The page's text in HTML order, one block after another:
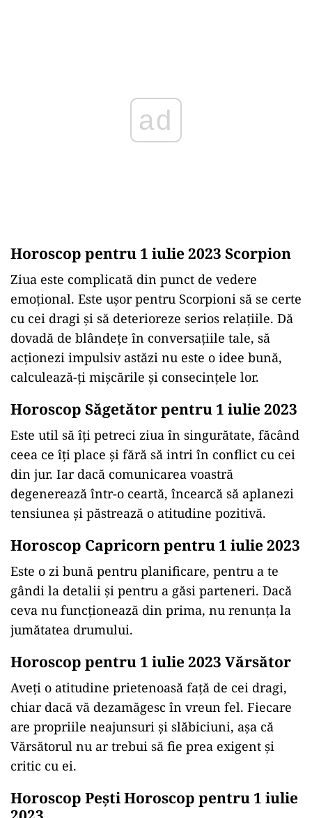
ad
Horoscop pentru 1 iulie 2023 Scorpion
Ziua este complicată din punct de vedere
emoțional. Este ușor pentru Scorpioni să se certe
cu cei dragi și să deterioreze serios relațiile. Dă
dovadă de blândețe în conversațiile tale, să
acționezi impulsiv astăzi nu este o idee bună,
calculează-ți mișcările și consecințele lor.
Horoscop Săgetător pentru 1 iulie 2023
Este util să îți petreci ziua în singurătate, făcând
ceea ce îți place și fără să intri în conflict cu cei
din jur. Iar dacă comunicarea voastră
degenerează într-o ceartă, încearcă să aplanezi
tensiunea și păstrează o atitudine pozitivă.
Horoscop Capricorn pentru 1 iulie 2023
Este o zi bună pentru planificare, pentru a te
gândi la detalii și pentru a găsi parteneri. Dacă
ceva nu funcționează din prima, nu renunța la
jumătatea drumului.
Horoscop pentru 1 iulie 2023 Vărsător
Aveți o atitudine prietenoasă față de cei dragi,
chiar dacă vă dezamăgesc în vreun fel. Fiecare
are propriile neajunsuri și slăbiciuni, așa că
Vărsătorul nu ar trebui să fie prea exigent și
critic cu ei.
Horoscop Pești Horoscop pentru 1 iulie